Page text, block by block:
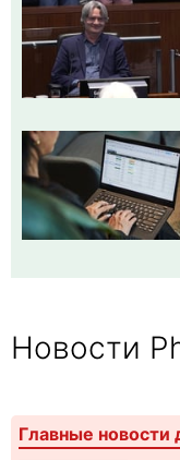
Новости
Главные новости